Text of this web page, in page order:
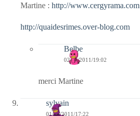
Martine : http://www.cergyrama.com
http://quaidesrimes.over-blog.com
Belbe
02/11/2011/19:02
merci Martine
sylvain
01/11/2011/17:22